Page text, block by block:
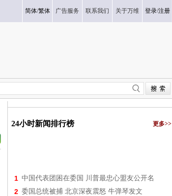
简体/繁体 广告服务 联系我们 关于万维 登录/注册
24小时新闻排行榜 更多>>
1 中国代表团困在委国 川普最忠心盟友公开名
2 委国总统被捕 北京深夜震怒 牛弹琴发文